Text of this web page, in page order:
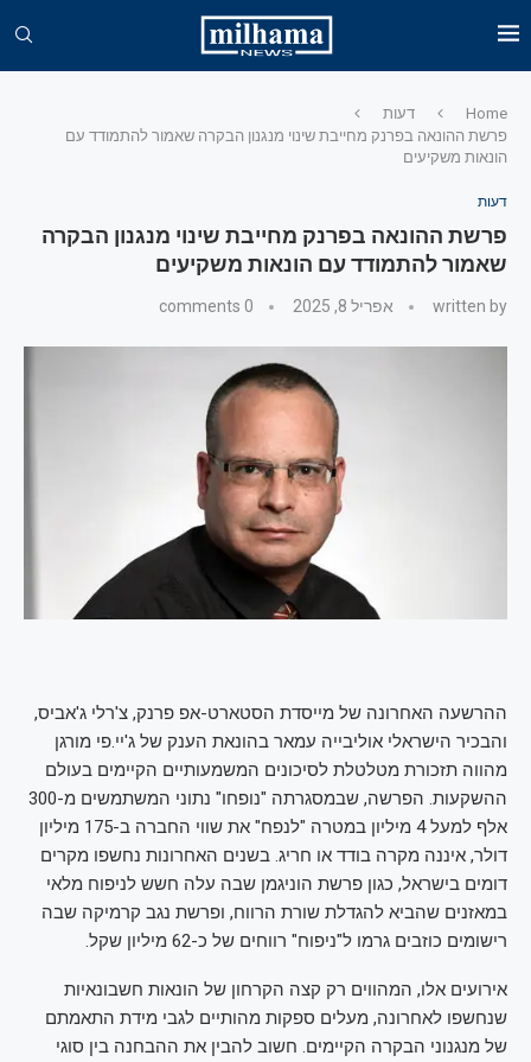
Home
דעות
פרשת ההונאה בפרנק מחייבת שינוי מנגנון הבקרה שאמור להתמודד עם
הונאות משקיעים
דעות
פרשת ההונאה בפרנק מחייבת שינוי מנגנון הבקרה
שאמור להתמודד עם הונאות משקיעים
written by אפריל 8, 2025 0 comments
ההרשעה האחרונה של מייסדת הסטארט-אפ פרנק, צ'רלי ג'אביס,
והבכיר הישראלי אוליבייה עמאר בהונאת הענק של ג'יי.פי מורגן
מהווה תזכורת מטלטלת לסיכונים המשמעותיים הקיימים בעולם
ההשקעות. הפרשה, שבמסגרתה "נופחו" נתוני המשתמשים מ-300
אלף למעל 4 מיליון במטרה "לנפח" את שווי החברה ב-175 מיליון
דולר, איננה מקרה בודד או חריג. בשנים האחרונות נחשפו מקרים
דומים בישראל, כגון פרשת הוניגמן שבה עלה חשש לניפוח מלאי
במאזנים שהביא להגדלת שורת הרווח, ופרשת נגב קרמיקה שבה
רישומים כוזבים גרמו ל"ניפוח" רווחים של כ-62 מיליון שקל.
אירועים אלו, המהווים רק קצה הקרחון של הונאות חשבונאיות
שנחשפו לאחרונה, מעלים ספקות מהותיים לגבי מידת התאמתם
של מנגנוני הבקרה הקיימים. חשוב להבין את ההבחנה בין סוגי